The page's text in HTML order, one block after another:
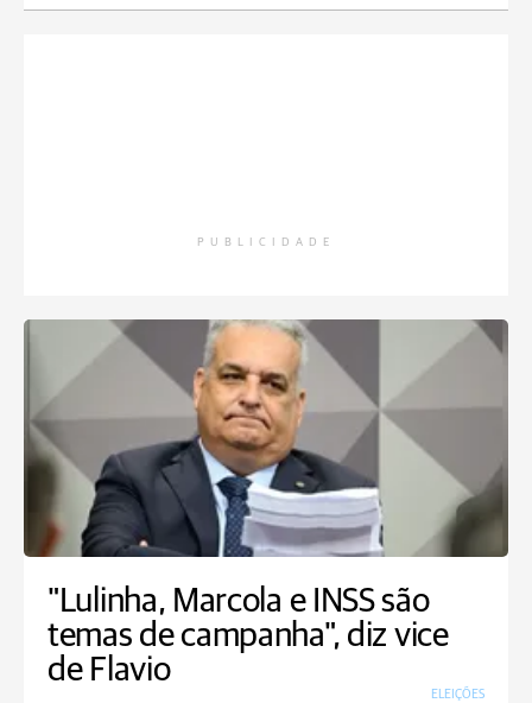
PUBLICIDADE
"Lulinha, Marcola e INSS são
temas de campanha", diz vice
de Flavio
ELEIÇÕES